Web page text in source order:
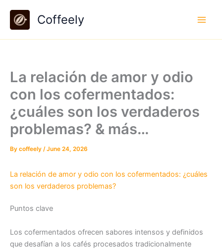
content
Coffeely
La relación de amor y odio
con los cofermentados:
¿cuáles son los verdaderos
problemas? & más…
By coffeely /June 24, 2026
La relación de amor y odio con los cofermentados: ¿cuáles
son los verdaderos problemas?
Puntos clave
Los cofermentados ofrecen sabores intensos y definidos
que desafían a los cafés procesados tradicionalmente